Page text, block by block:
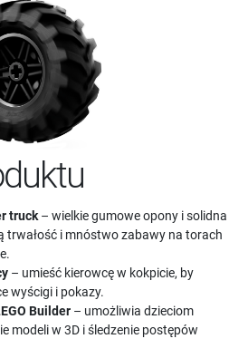
truck – wielkie gumowe opony i solidna
trwałość i mnóstwo zabawy na torach
– umieść kierowcę w kokpicie, by
wyścigi i pokazy.
Builder – umożliwia dzieciom
modeli w 3D i śledzenie postępów